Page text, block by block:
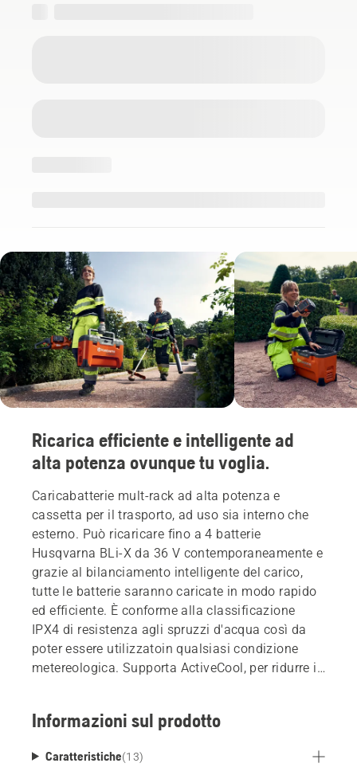
Ricarica efficiente e intelligente ad
alta potenza ovunque tu voglia.
Caricabatterie mult-rack ad alta potenza e
cassetta per il trasporto, ad uso sia interno che
esterno. Può ricaricare fino a 4 batterie
Husqvarna BLi-X da 36 V contemporaneamente e
grazie al bilanciamento intelligente del carico,
tutte le batterie saranno caricate in modo rapido
ed efficiente. È conforme alla classificazione
IPX4 di resistenza agli spruzzi d'acqua così da
poter essere utilizzatoin qualsiasi condizione
metereologica. Supporta ActiveCool, per ridurre in
Informazioni sul prodotto
Caratteristiche(13)